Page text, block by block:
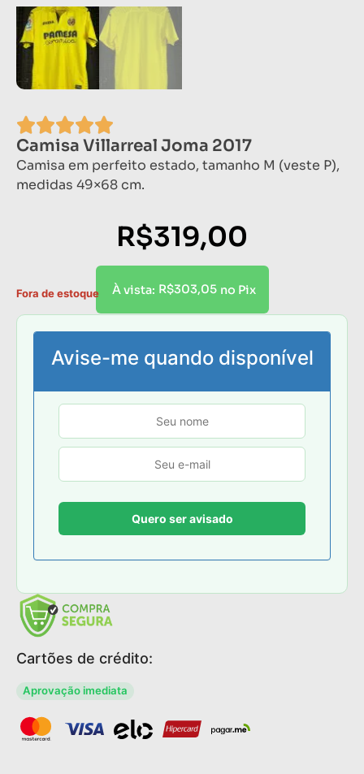
Camisa Villarreal Joma 2017
Camisa em perfeito estado, tamanho M (veste P),
medidas 49×68 cm.
R$319,00
À vista: R$303,05 no Pix
Fora de estoque
Avise-me quando disponível
Cartões de crédito:
Aprovação imediata